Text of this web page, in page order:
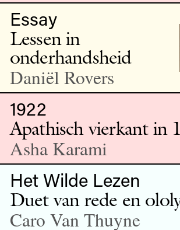
Essay
Lessen in
onderhandsheid
Daniël Rovers
1922
Apathisch vierkant in
Asha Karami
Het Wilde Lezen
Duet van rede en
Caro Van Thuyne